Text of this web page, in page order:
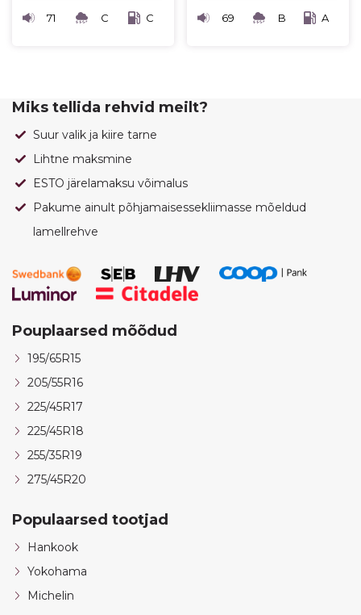
71 C C 69 B A
Miks tellida rehvid meilt?
Suur valik ja kiire tarne
Lihtne maksmine
ESTO järelamaksu võimalus
Pakume ainult põhjamaisessekliimasse mõeldud
lamellrehve
Pouplaarsed mõõdud
195/65R15
205/55R16
225/45R17
225/45R18
255/35R19
275/45R20
Populaarsed tootjad
Hankook
Yokohama
Michelin